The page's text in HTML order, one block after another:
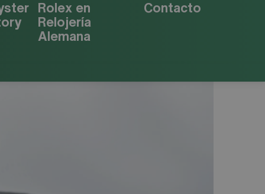
Rolex en
Relojería
Alemana
Contacto